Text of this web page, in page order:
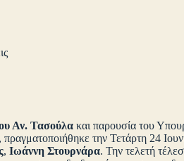
Αν. Τασούλακαι παρουσία του
πραγματοποιήθηκε την Τετάρτη 24
,Ιωάννη Στουρνάρα. Την τελετή